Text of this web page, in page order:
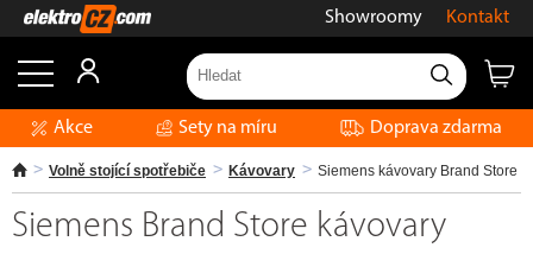
Showroomy Kontakt
Akce Sety na míru Doprava zdarma
Volně stojící spotřebiče Kávovary Siemens kávovary Brand Store
Siemens Brand Store kávovary